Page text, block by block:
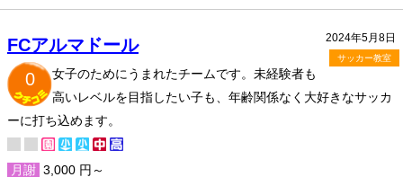
2024年5月8日
サッカー教室
FCアルマドール
0
女子のためにうまれたチームです。未経験者も
高いレベルを目指したい子も、年齢関係なく大好きなサッカ
ーに打ち込めます。
月謝 3,000 円～